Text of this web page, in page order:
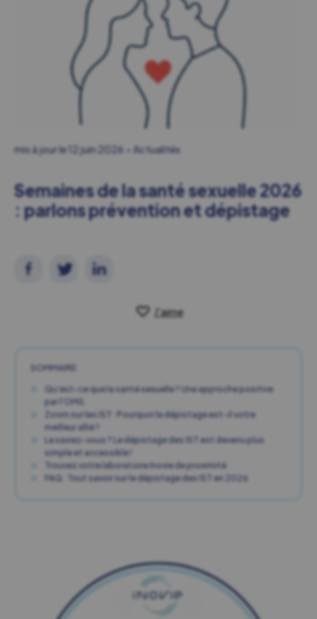
mis à jour le 12 juin 2026 Actualités
Semaines de la santé sexuelle 2026
: parlons prévention et dépistage
J'aime
SOMMAIRE
Qu’est-ce que la santé sexuelle ? Une approche positive
par l’OMS.
Zoom sur les IST : Pourquoi le dépistage est-il votre
meilleur allié ?
Le saviez-vous ? Le dépistage des IST est devenu plus
simple et accessible !
Trouvez votre laboratoire Inovie de proximité
FAQ : Tout savoir sur le dépistage des IST en 2026